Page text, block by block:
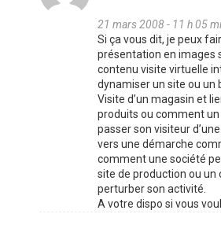
21 mars 2008 - 11 h 05
Si ça vous dit, je peux
présentation en images
contenu visite virtuelle
dynamiser un site ou un
Visite d’un magasin et
produits ou comment
passer son visiteur
vers une démarche
comment une société
site de production ou un
perturber son activité.
A votre dispo si vous